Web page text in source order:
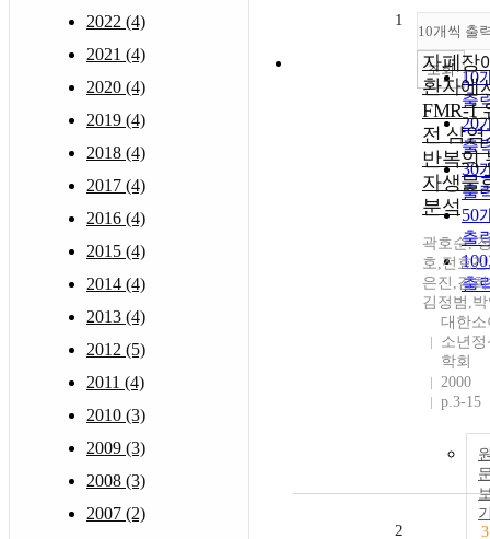
2022 (4)
2021 (4)
2020 (4)
2019 (4)
2018 (4)
2017 (4)
2016 (4)
2015 (4)
2014 (4)
2013 (4)
2012 (5)
2011 (4)
2010 (3)
2009 (3)
2008 (3)
2007 (2)
10개씩 출
10
출
20
출
30
출
50
출
출
조회
1
자폐장
환자에
FMR-1
전 삼염
반복의
자생물
분석
곽호순,
호,전효
은진,김
김정범,
대한소
소년
학회
2000
p.3-15
3
2